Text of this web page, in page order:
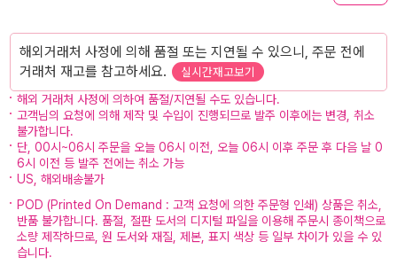
해외거래처 사정에 의해 품절 또는 지연될 수 있으니, 주문 전에
거래처 재고를 참고하세요.
실시간재고보기
해외 거래처 사정에 의하여 품절/지연될 수도 있습니다.
고객님의 요청에 의해 제작 및 수입이 진행되므로 발주 이후에는 변경, 취소
불가합니다.
단, 00시~06시 주문을 오늘 06시 이전, 오늘 06시 이후 주문 후 다음 날 0
6시 이전 등 발주 전에는 취소 가능
US, 해외배송불가
POD (Printed On Demand : 고객 요청에 의한 주문형 인쇄) 상품은 취소,
반품 불가합니다. 품절, 절판 도서의 디지털 파일을 이용해 주문시 종이책으로
소량 제작하므로, 원 도서와 재질, 제본, 표지 색상 등 일부 차이가 있을 수 있
습니다.